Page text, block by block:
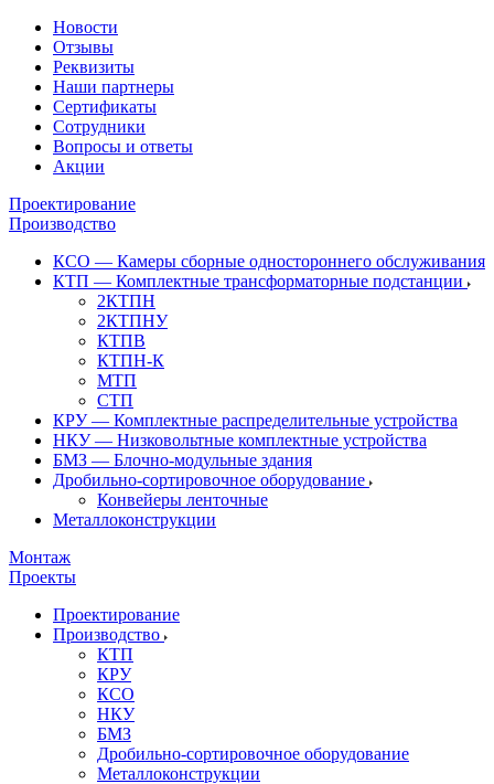
Новости
Отзывы
Реквизиты
Наши партнеры
Сертификаты
Сотрудники
Вопросы и ответы
Акции
Проектирование
Производство
КСО — Камеры сборные одностороннего обслуживания
КТП — Комплектные трансформаторные подстанции
2КТПН
2КТПНУ
КТПВ
КТПН-К
МТП
СТП
КРУ — Комплектные распределительные устройства
НКУ — Низковольтные комплектные устройства
БМЗ — Блочно-модульные здания
Дробильно-сортировочное оборудование
Конвейеры ленточные
Металлоконструкции
Монтаж
Проекты
Проектирование
Производство
КТП
КРУ
КСО
НКУ
БМЗ
Дробильно-сортировочное оборудование
Металлоконструкции